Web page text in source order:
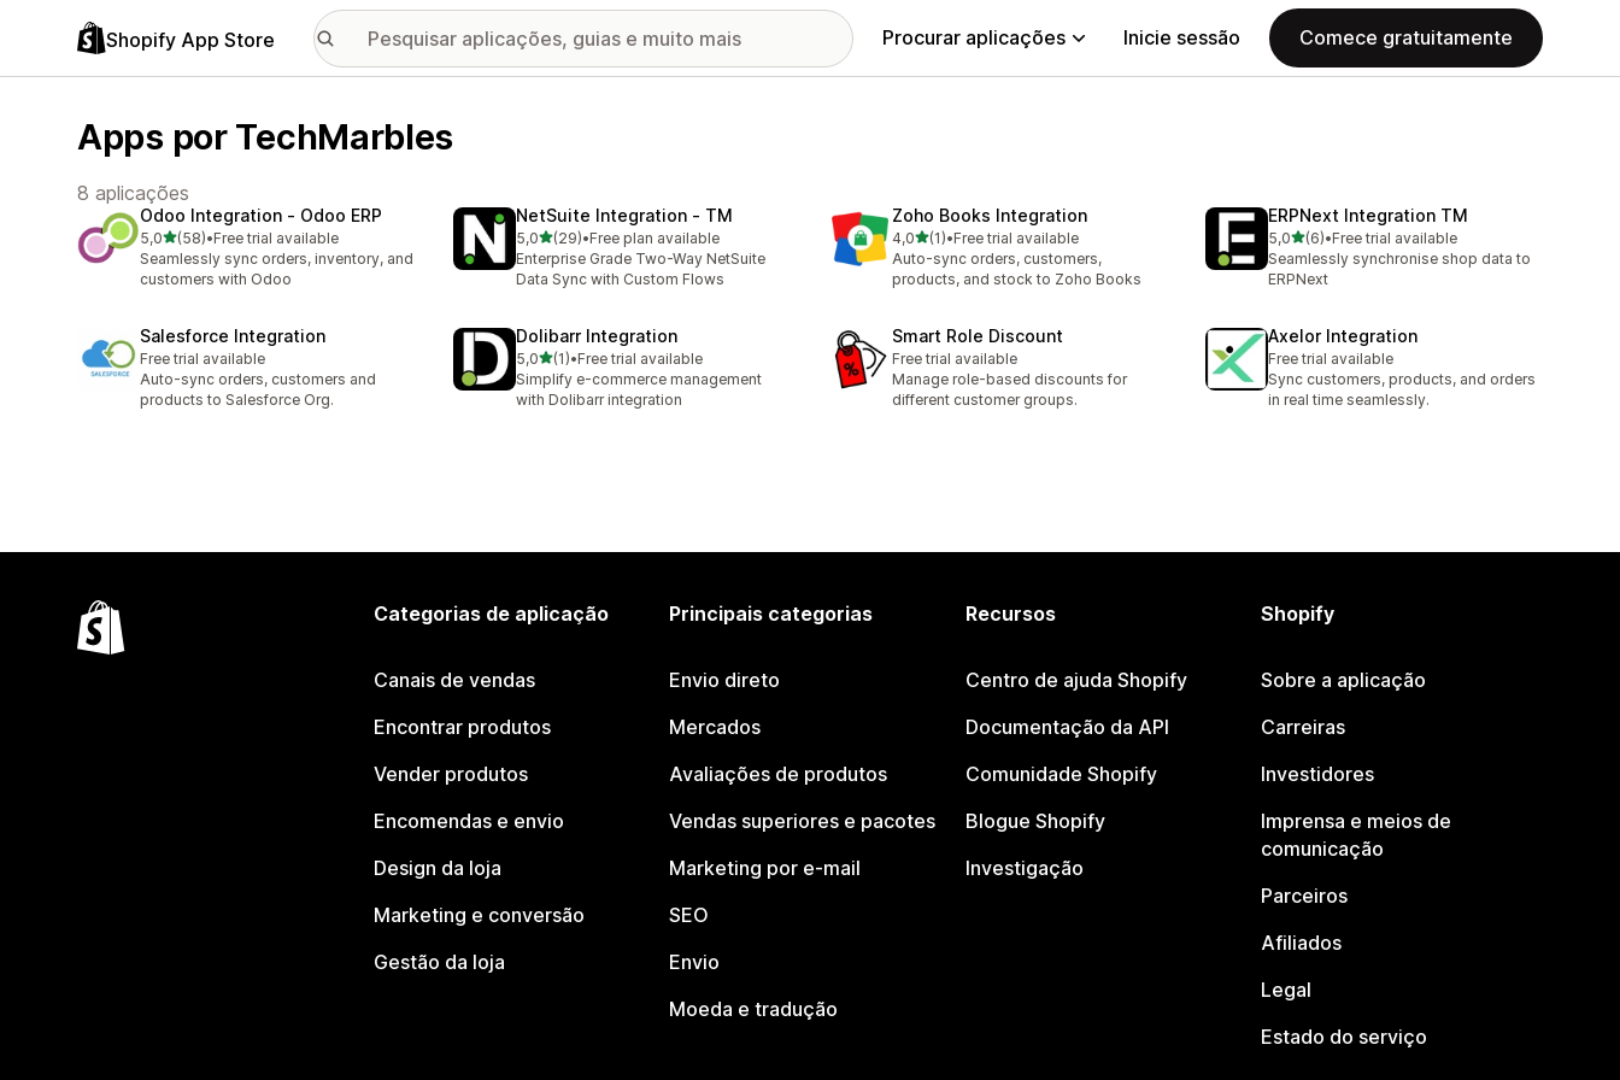
Shopify App Store Procurar aplicações Inicie sessão Comece gratuitamente
Apps por TechMarbles
8 aplicações
Odoo Integration ‑ Odoo ERP
5,0de 5 estrelas
(58)
58 total de avaliações
•Free trial available
Seamlessly sync orders, inventory, and
customers with Odoo
NetSuite Integration ‑ TM
5,0de 5 estrelas
(29)
29 total de avaliações
•Free plan available
Enterprise Grade Two-Way NetSuite
Data Sync with Custom Flows
Zoho Books Integration
4,0de 5 estrelas
(1)
1 total de avaliações
•Free trial available
Auto-sync orders, customers,
products, and stock to Zoho Books
ERPNext Integration TM
5,0de 5 estrelas
(6)
6 total de avaliações
•Free trial available
Seamlessly synchronise shop data to
ERPNext
Salesforce Integration
Free trial available
Auto-sync orders, customers and
products to Salesforce Org.
Dolibarr Integration
5,0de 5 estrelas
(1)
1 total de avaliações
•Free trial available
Simplify e-commerce management
with Dolibarr integration
Smart Role Discount
Free trial available
Manage role-based discounts for
different customer groups.
Axelor Integration
Free trial available
Sync customers, products, and orders
in real time seamlessly.
Categorias de aplicação
Canais de vendas
Encontrar produtos
Vender produtos
Encomendas e envio
Design da loja
Marketing e conversão
Gestão da loja
Principais categorias
Envio direto
Mercados
Avaliações de produtos
Vendas superiores e pacotes
Marketing por e-mail
SEO
Envio
Moeda e tradução
Recursos
Centro de ajuda Shopify
Documentação da API
Comunidade Shopify
Blogue Shopify
Investigação
Shopify
Sobre a aplicação
Carreiras
Investidores
Imprensa e meios de
comunicação
Parceiros
Afiliados
Legal
Estado do serviço